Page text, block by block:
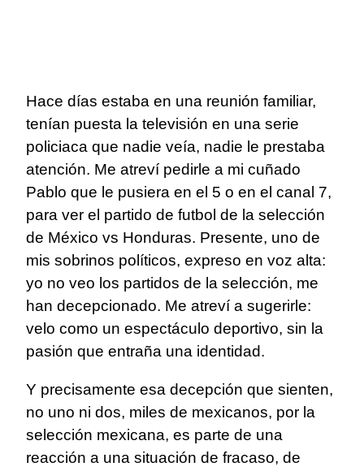
Hace días estaba en una reunión familiar,
tenían puesta la televisión en una serie
policiaca que nadie veía, nadie le prestaba
atención. Me atreví pedirle a mi cuñado
Pablo que le pusiera en el 5 o en el canal 7,
para ver el partido de futbol de la selección
de México vs Honduras. Presente, uno de
mis sobrinos políticos, expreso en voz alta:
yo no veo los partidos de la selección, me
han decepcionado. Me atreví a sugerirle:
velo como un espectáculo deportivo, sin la
pasión que entraña una identidad.
Y precisamente esa decepción que sienten,
no uno ni dos, miles de mexicanos, por la
selección mexicana, es parte de una
reacción a una situación de fracaso, de